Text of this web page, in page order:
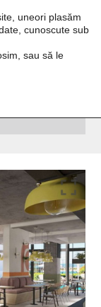
uneori plasăm
cunoscute sub
sau să le